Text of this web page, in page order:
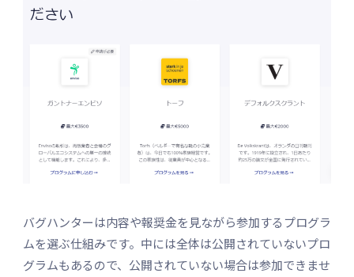
バグハンターは内容や報奨金を見ながら参加するプログラ
ムを選ぶ仕組みです。中には全体は公開されていないプロ
グラムもあるので、公開されていない場合は参加できませ